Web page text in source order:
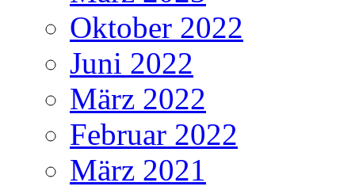
Oktober 2022
Juni 2022
März 2022
Februar 2022
März 2021